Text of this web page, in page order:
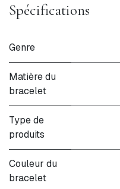
Spécifications
Genre
Matière du
bracelet
Type de
produits
Couleur du
bracelet